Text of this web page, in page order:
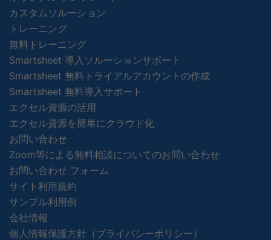
カスタムソルーション
トレーニング
無料トレーニング
Smartsheet 導入ソルーションサポート
Smartsheet 無料トライアルアカウントの作成
Smartsheet 無料導入サポート
エクセル資源の活用
エクセル資源を簡単にクラウド化
お問い合わせ
Zoom等による無料相談についてのお問い合わせ
お問い合わせ フォーム
サイト利用規約
サンプル利用例
会社情報
個人情報保護方針（プライバシーポリシー）